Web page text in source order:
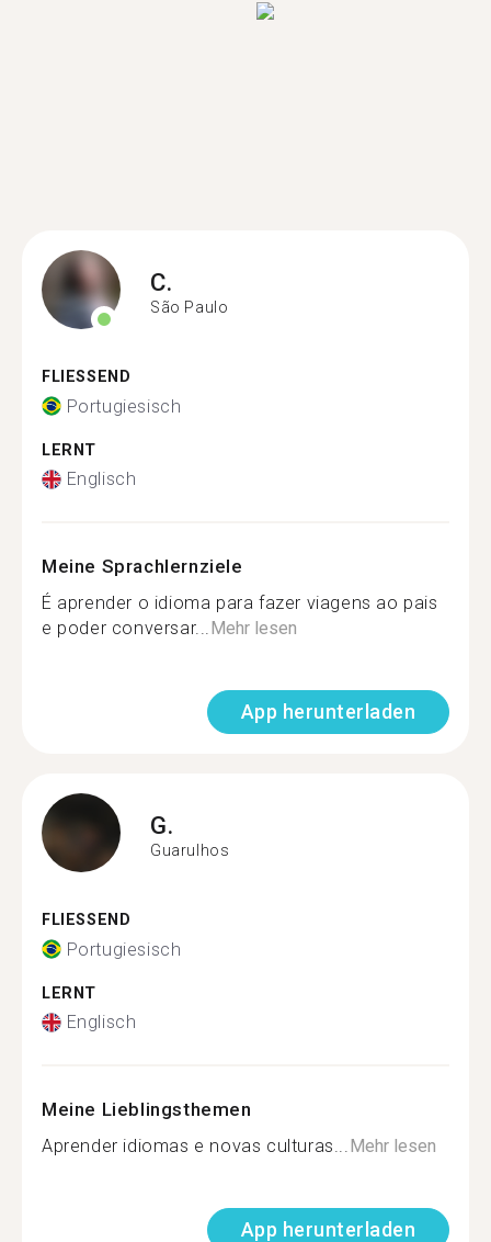
C.
São Paulo
FLIESSEND
Portugiesisch
LERNT
Englisch
Meine Sprachlernziele
É aprender o idioma para fazer viagens ao pais
e poder conversar...Mehr lesen
App herunterladen
G.
Guarulhos
FLIESSEND
Portugiesisch
LERNT
Englisch
Meine Lieblingsthemen
Aprender idiomas e novas culturas...Mehr lesen
App herunterladen